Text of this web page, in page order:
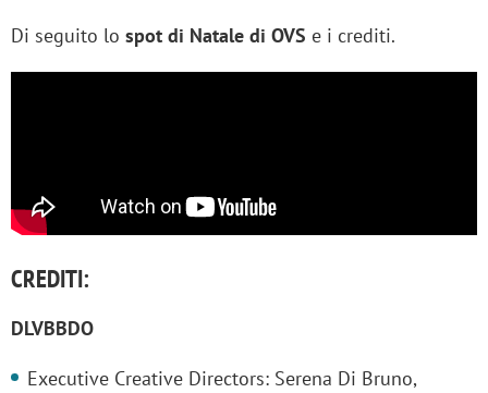
Di seguito lo spot di Natale di OVS e i crediti.
CREDITI:
DLVBBDO
Executive Creative Directors: Serena Di Bruno,